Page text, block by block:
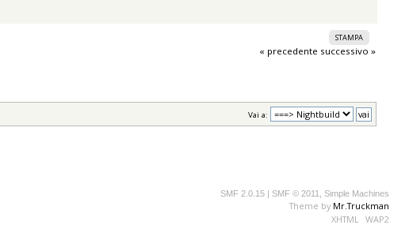
STAMPA
« precedente successivo »
Vai a:
SMF 2.0.15 SMF © 2011 Simple Machines
Theme by Mr.Truckman
XHTML WAP2